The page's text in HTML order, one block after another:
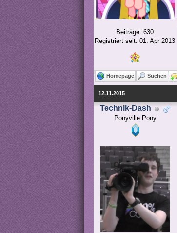
Beiträge: 630
Registriert seit: 01. Apr 2013
Homepage Suchen
12.11.2015
Technik-Dash
Ponyville Pony